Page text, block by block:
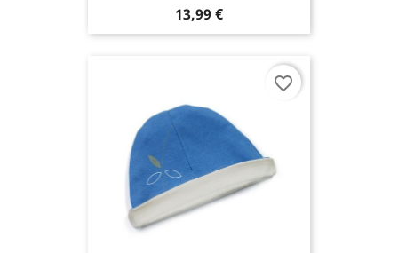
13,99 €
favorite_border